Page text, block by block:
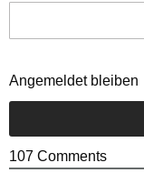
Angemeldet bleiben
107 Comments